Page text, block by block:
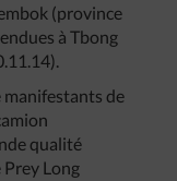
(province
à Tbong
manifestants de
qualité
Prey Long